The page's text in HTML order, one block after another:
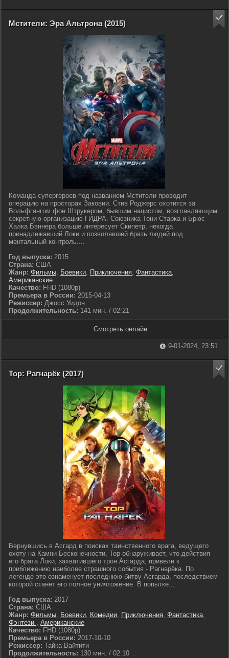
Мстители: Эра Альтрона (2015)
Команда супергероев под названием Мстители проводит
операцию на просторах Заковии. Стив Роджерс охотится за
Вольфгангом фон Штрукером, бывшим нацистом, возглавляющим
секретную организацию ГИДРА. Союзника Тони Старка и Брюс
Халка Бэннера больше интересует Скипетр, некогда
принадлежавший Локи и позволявшей брать людей под
ментальный контроль....
Год выпуска: 2015
Страна: США
Жанр: Фильмы, Боевики, Приключения, Фантастика,
Американские
Качество: FHD (1080p)
Премьера в России: 2015-04-13
Режиссер: Джосс Уидон
Продолжительность: 141 мин. / 02:21
Смотреть онлайн
9-01-2024, 23:51
Тор: Рагнарёк (2017)
Вернувшись в Асгард в поисках таинственного врага, ведущего
охоту на Камни Бесконечности, Тор обнаруживает, что действия
его брата Локи, захватившего трон Асгарда, привели к
приближению наиболее страшного события - Рагнарёка. По
легенде это ознаменует последнюю битву Асгарда, последствием
которой станет его полное уничтожение. В попытке...
Год выпуска: 2017
Страна: США
Жанр: Фильмы, Боевики, Комедии, Приключения, Фантастика,
Фэнтези , Американские
Качество: FHD (1080p)
Премьера в России: 2017-10-10
Режиссер: Тайка Вайтити
Продолжительность: 130 мин. / 02:10